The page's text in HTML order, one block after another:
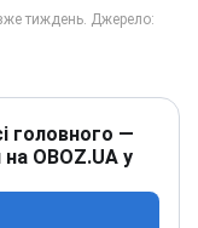
головного —
OBOZ.UA у